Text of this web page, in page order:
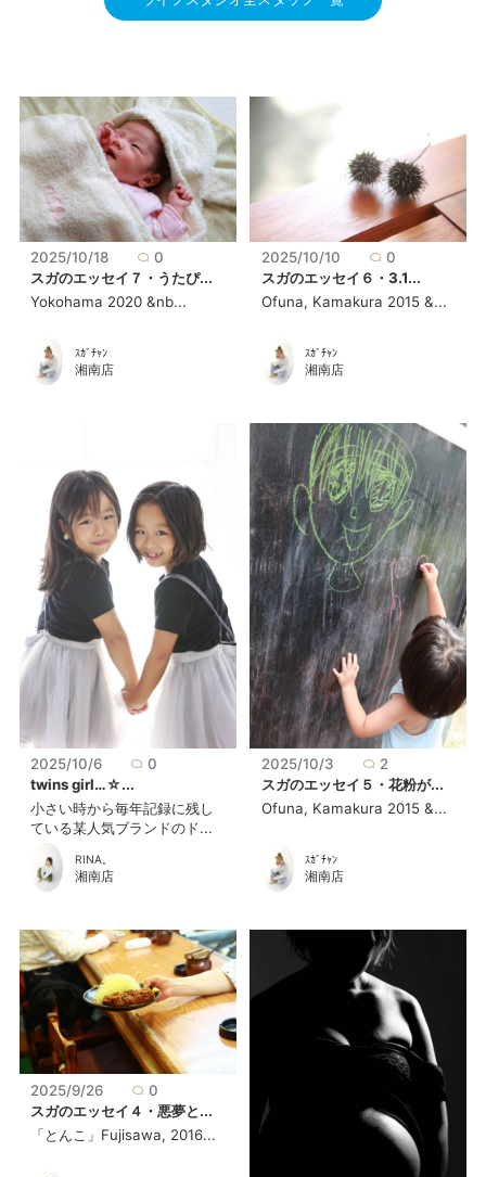
2025/10/18
0
スガのエッセイ７・うたぴ...
Yokohama 2020 &nb...
ｽｶﾞﾁｬﾝ
湘南店
2025/10/10
0
スガのエッセイ６・3.1...
Ofuna, Kamakura 2015 &...
ｽｶﾞﾁｬﾝ
湘南店
2025/10/6
0
twins girl…☆...
小さい時から毎年記録に残し
ている某人気ブランドのド...
RINA。
湘南店
2025/10/3
2
スガのエッセイ５・花粉が...
Ofuna, Kamakura 2015 &...
ｽｶﾞﾁｬﾝ
湘南店
2025/9/26
0
スガのエッセイ４・悪夢と...
「とんこ」Fujisawa, 2016...